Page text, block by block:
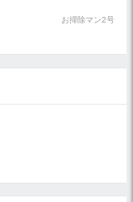
お掃除マン2号